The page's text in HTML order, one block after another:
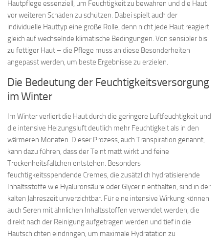
Hautpflege essenziell, um Feuchtigkeit zu bewahren und die Haut
vor weiteren Schäden zu schützen. Dabei spielt auch der
individuelle Hauttyp eine große Rolle, denn nicht jede Haut reagiert
gleich auf wechselnde klimatische Bedingungen. Von sensibler bis
zu fettiger Haut – die Pflege muss an diese Besonderheiten
angepasst werden, um beste Ergebnisse zu erzielen.
Die Bedeutung der Feuchtigkeitsversorgung
im Winter
Im Winter verliert die Haut durch die geringere Luftfeuchtigkeit und
die intensive Heizungsluft deutlich mehr Feuchtigkeit als in den
wärmeren Monaten. Dieser Prozess, auch Transpiration genannt,
kann dazu führen, dass der Teint matt wirkt und feine
Trockenheitsfältchen entstehen. Besonders
feuchtigkeitsspendende Cremes, die zusätzlich hydratisierende
Inhaltsstoffe wie Hyaluronsäure oder Glycerin enthalten, sind in der
kalten Jahreszeit unverzichtbar. Für eine intensive Wirkung können
auch Seren mit ähnlichen Inhaltsstoffen verwendet werden, die
direkt nach der Reinigung aufgetragen werden und tief in die
Hautschichten eindringen, um maximale Hydratation zu